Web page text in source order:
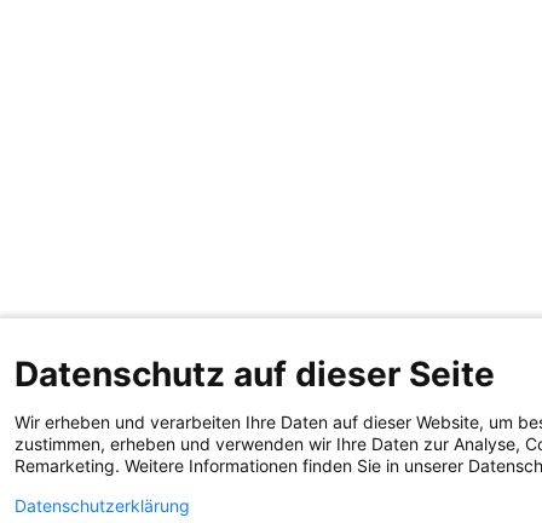
Datenschutz auf dieser Seite
Wir erheben und verarbeiten Ihre Daten auf dieser Website, um
zustimmen, erheben und verwenden wir Ihre Daten zur Analyse,
Remarketing. Weitere Informationen finden Sie in unserer
Datenschutzerklärung